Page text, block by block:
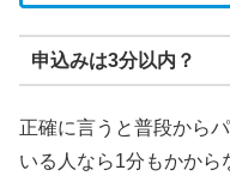
申込みは3分以内？
正確に言うと普段から
いる人なら1分もかから